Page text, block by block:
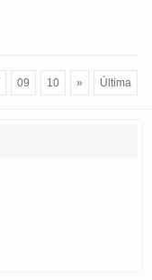
09 10 » Última